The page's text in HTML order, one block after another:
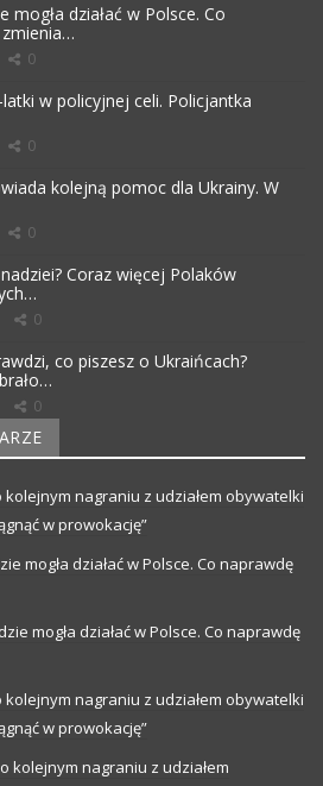
mogła działać w Polsce. Co
0
latki w policyjnej celi. Policjantka
0
kolejną pomoc dla Ukrainy. W
0
Coraz więcej Polaków
0
co piszesz o Ukraińcach?
0
nagraniu z udziałem obywatelki
w prowokację”
mogła działać w Polsce. Co naprawdę
mogła działać w Polsce. Co naprawdę
nagraniu z udziałem obywatelki
w prowokację”
kolejnym nagraniu z udziałem